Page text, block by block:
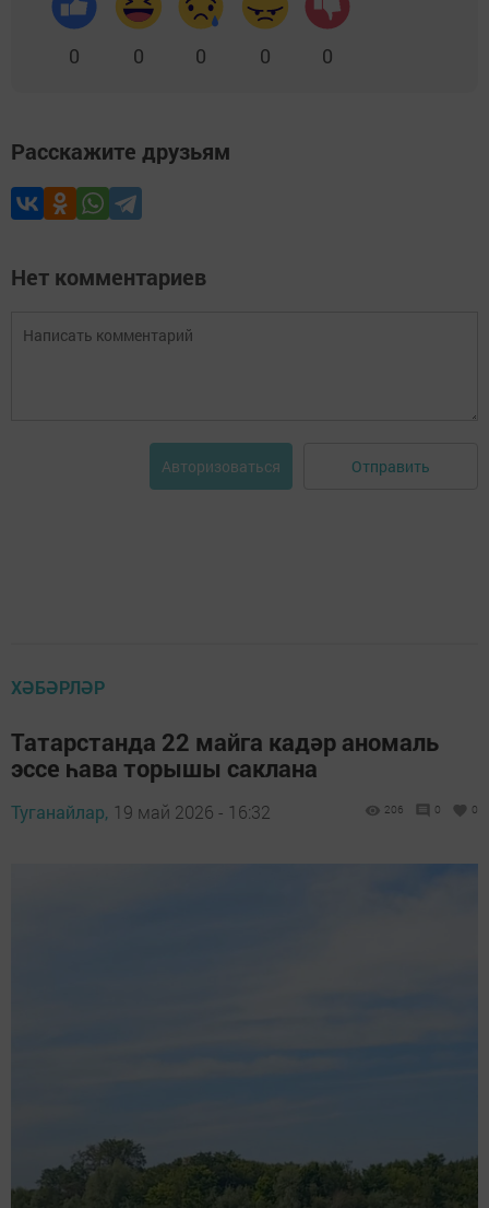
0 0 0 0 0
Расскажите друзьям
Нет комментариев
Авторизоваться Отправить
ХӘБӘРЛӘР
Татарстанда 22 майга кадәр аномаль
эссе һава торышы саклана
Туганайлар, 19 май 2026 - 16:32 206 0 0